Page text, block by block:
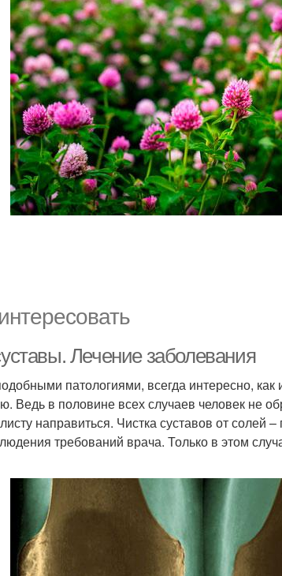
Лечение заболевания
патологиями, всегда интересно, как
Ведь в половине всех случаев человек не
направиться. Чистка суставов от
требований врача. Только в этом